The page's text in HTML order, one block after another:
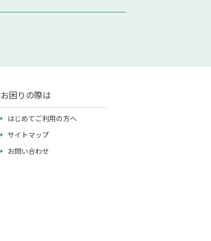
お困りの際は
はじめてご利用の方へ
サイトマップ
お問い合わせ